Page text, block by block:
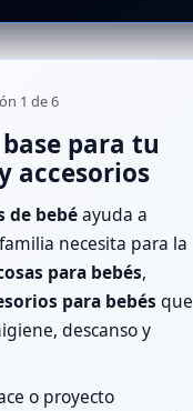
1 de 6
para tu
accesorios
de bebéayuda a
necesita para la
para bebés,
para bebés que
descanso y
o proyecto